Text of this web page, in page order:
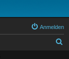
Anmelden